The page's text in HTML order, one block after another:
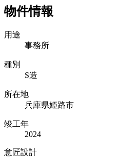
物件情報
用途
事務所
種別
S造
所在地
兵庫県姫路市
竣工年
2024
意匠設計